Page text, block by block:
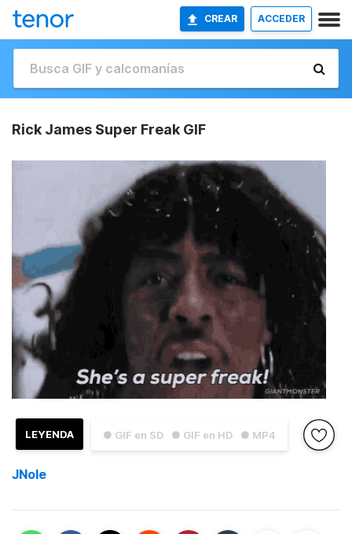
CREAR ACCEDER
Rick James Super Freak GIF
● GIF en SD ● GIF en HD ● MP4
LEYENDA
JNole